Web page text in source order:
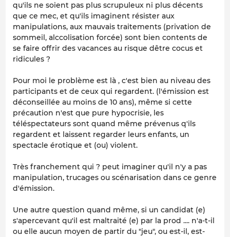
qu'ils ne soient pas plus scrupuleux ni plus décents
que ce mec, et qu'ils imaginent résister aux
manipulations, aux mauvais traitements (privation de
sommeil, alccolisation forcée) sont bien contents de
se faire offrir des vacances au risque dêtre cocus et
ridicules ?
Pour moi le problème est là , c'est bien au niveau des
participants et de ceux qui regardent. (l'émission est
déconseillée au moins de 10 ans), même si cette
précaution n'est que pure hypocrisie, les
téléspectateurs sont quand même prévenus q'ils
regardent et laissent regarder leurs enfants, un
spectacle érotique et (ou) violent.
Très franchement qui ? peut imaginer qu'il n'y a pas
manipulation, trucages ou scénarisation dans ce genre
d'émission.
Une autre question quand même, si un candidat (e)
s'apercevant qu'il est maltraité (e) par la prod .... n'a-t-il
ou elle aucun moyen de partir du "jeu", ou est-il, est-